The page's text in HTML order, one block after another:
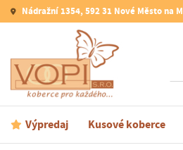
Nádražní 1354, 592 31 Nové Město na
Výpredaj Kusové koberce